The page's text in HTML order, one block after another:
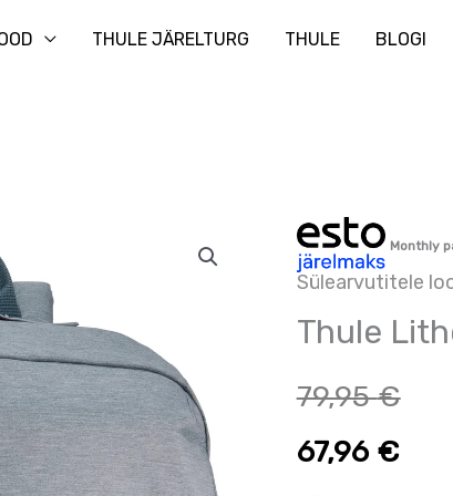
THULE JÄRELTURG THULE BLOGI
Monthly
Sülearvutitele
Thule
79,95€
67,96 €
Thule
Lithos
20L